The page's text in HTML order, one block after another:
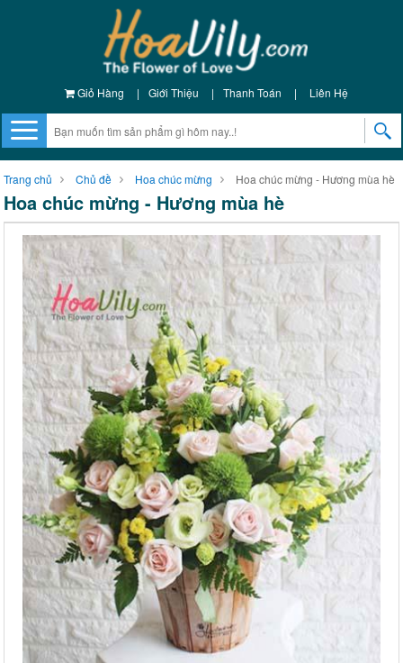
Giỏ Hàng | Giới Thiệu | Thanh Toán | Liên Hệ
Trang chủ Chủ đề Hoa chúc mừng Hoa chúc mừng - Hương mùa hè
Hoa chúc mừng - Hương mùa hè